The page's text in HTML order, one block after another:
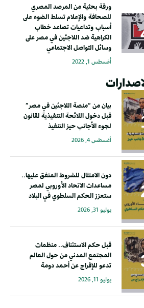
ورقة بحثية من المرصد المصري
للصحافة والإعلام تسلط الضوء على
أسباب وتداعيات تصاعد خطاب
الكراهية ضد اللاجئين في مصر على
وسائل التواصل الاجتماعي
أغسطس 1, 2022
بيان من “منصة اللاجئين في مصر”
قبل دخول اللائحة التنفيذية لقانون
لجوء الأجانب حيز التنفيذ
أغسطس 4, 2026
دون الامتثال للشروط المتفق عليها..
مساعدات الاتحاد الأوروبي لمصر
ستعزز الحكم السلطوي في البلاد
يوليو 31, 2026
قبل حكم الاستئناف.. منظمات
المجتمع المدني من حول العالم
تدعو للإفراج عن أحمد دومة
يوليو 11, 2026